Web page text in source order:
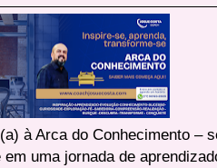
à Arca do Conhecimento –
em uma jornada de